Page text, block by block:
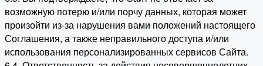
возможную потерю и/или порчу данных, которая может
произойти из-за нарушения вами положений настоящего
Соглашения, а также неправильного доступа и/или
использования персонализированных сервисов Сайта.